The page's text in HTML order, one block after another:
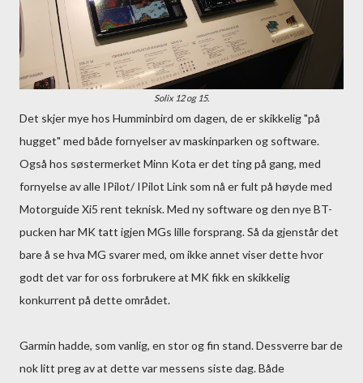
Solix 12 og 15.
Det skjer mye hos Humminbird om dagen, de er skikkelig "på
hugget" med både fornyelser av maskinparken og software.
Også hos søstermerket Minn Kota er det ting på gang, med
fornyelse av alle IPilot/ IPilot Link som nå er fult på høyde med
Motorguide Xi5 rent teknisk. Med ny software og den nye BT-
pucken har MK tatt igjen MGs lille forsprang. Så da gjenstår det
bare å se hva MG svarer med, om ikke annet viser dette hvor
godt det var for oss forbrukere at MK fikk en skikkelig
konkurrent på dette området.
Garmin hadde, som vanlig, en stor og fin stand. Dessverre bar de
nok litt preg av at dette var messens siste dag. Både